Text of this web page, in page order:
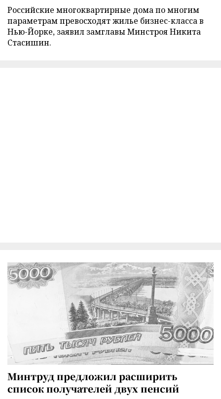
Российские многоквартирные дома по многим
параметрам превосходят жилье бизнес-класса в
Нью-Йорке, заявил замглавы Минстроя Никита
Стасишин.
Минтруд предложил расширить
список получателей двух пенсий